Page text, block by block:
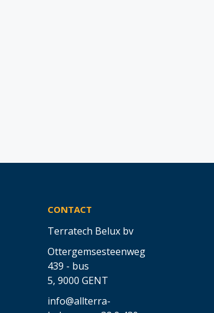
CONTACT
Terratech Belux bv
Ottergemsesteenweg
439 - bus
5, 9000 GENT
info@allterra-